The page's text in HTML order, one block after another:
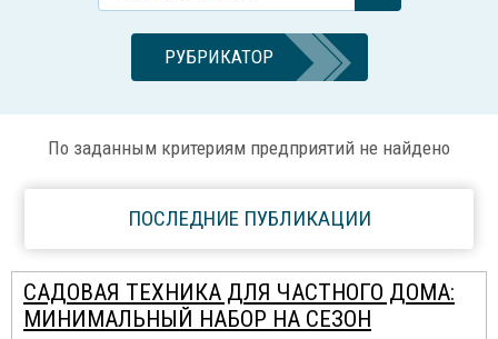
РУБРИКАТОР
По заданным критериям предприятий не найдено
ПОСЛЕДНИЕ ПУБЛИКАЦИИ
САДОВАЯ ТЕХНИКА ДЛЯ ЧАСТНОГО ДОМА:
МИНИМАЛЬНЫЙ НАБОР НА СЕЗОН